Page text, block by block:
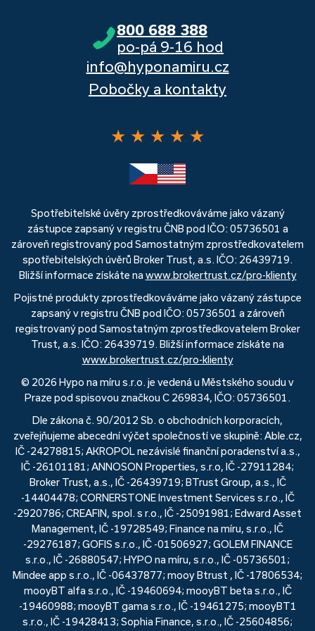
800 688 388
po-pá 9-16 hod
info@hyponamiru.cz
Pobočky a kontakty
★ ★ ★ ★ ★
Spotřebitelské úvěry zprostředkováváme jako vázaný
zástupce zapsaný v registru ČNB pod IČO: 05736501 a
zároveň registrovaný pod Samostatným zprostředkovatelem
spotřebitelských úvěrů Broker Trust, a.s. IČO: 26439719.
Bližší informace získáte na www.brokertrust.cz/pro-klienty
Pojistné produkty zprostředkováváme jako vázaný zástupce
zapsaný v registru ČNB pod IČO: 05736501 a zároveň
registrovaný pod Samostatným zprostředkovatelem Broker
Trust, a.s. IČO: 26439719. Bližší informace získáte na
www.brokertrust.cz/pro-klienty
© 2026 Hypo na míru s.r.o. je vedená u Městského soudu v
Praze pod spisovou značkou C 269834, IČO: 05736501.
Dle zákona č. 90/2012 Sb. o obchodních korporacích,
zveřejňujeme abecední výčet společností ve skupině: Able.cz,
IČ -24278815; AKROPOL nezávislé finanční poradenství a.s.,
IČ -26101181; ANNOSON Properties, s.r.o, IČ -27911284;
Broker Trust, a.s., IČ -26439719; BTrust Group, a.s., IČ
-14404478; CORNERSTONE Investment Services s.r.o., IČ
-2920786; CREAFIN, spol. s r.o., IČ -25091981; Edward Asset
Management, IČ -19728549; Finance na míru, s.r.o., IČ
-29276187; GOFIS s.r.o., IČ -01506927; GOLEM FINANCE
s.r.o., IČ -26880547; HYPO na míru, s.r.o., IČ -05736501;
Mindee app s.r.o., IČ -06437877; mooy Btrust , IČ -17806534;
mooyBT alfa s.r.o., IČ -19460694; mooyBT beta s.r.o., IČ
-19460988; mooyBT gama s.r.o., IČ -19461275; mooyBT1
s.r.o., IČ -19428413; Sophia Finance, s.r.o., IČ -25604856;